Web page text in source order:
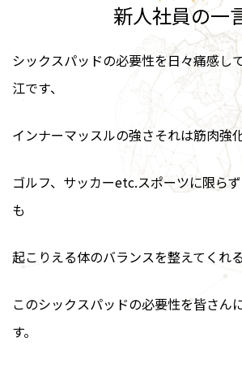
新人社員の一
シックスパッドの必要性を日々痛感し
江です、
インナーマッスルの強さそれは筋肉強化
ゴルフ、サッカーetc.スポーツに限ら
も
起こりえる体のバランスを整えてくれ
このシックスパッドの必要性を皆さん
す。